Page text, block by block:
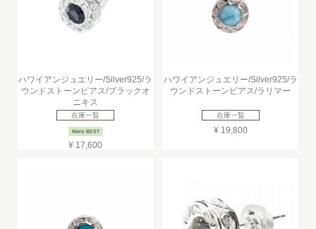
ハワイアンジュエリー/Silver925/ラ
ウンドストーンピアス/ブラックオ
ニキス
在庫一覧
Mens BEST
¥ 17,600
ハワイアンジュエリー/Silver925/ラ
ウンドストーンピアス/ラリマー
在庫一覧
¥ 19,800